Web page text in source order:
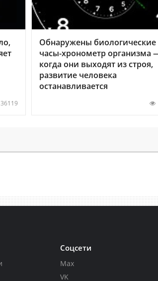
36119
Обнаружены биологические
часы-хронометр организма
когда они выходят из строя,
развитие человека
останавливается
Соцсети
Max
VK